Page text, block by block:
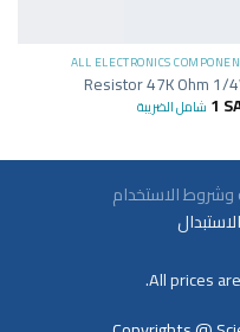
ALL ELECTRONICS
Resistor 47K Ohm 1/
1 شامل الضريبة
وشروط الاستخدام
All prices